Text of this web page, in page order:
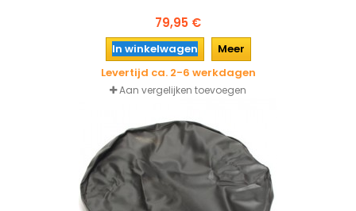
79,95 €
In winkelwagen
Meer
Levertijd ca. 2-6 werkdagen
Aan vergelijken toevoegen